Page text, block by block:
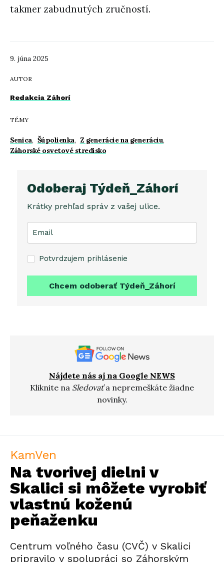
9. júna 2025
AUTOR
Redakcia Záhorí
TÉMY
Senica, Šúpolienka, Z generácie na generáciu,
Záhorské osvetové stredisko
takmer zabudnutých zručností.
Odoberaj Týdeň_Záhorí
Krátky prehľad správ z vašej ulice.
Potvrdzujem prihlásenie
Chcem odoberať Týdeň_Záhorí
Nájdete nás aj na Google NEWS
Kliknite na Sledovaťa nepremeškáte žiadne
novinky.
KamVen
Na tvorivej dielni v
Skalici si môžete vyrobiť
vlastnú koženú
peňaženku
Centrum voľného času (CVČ) v Skalici
pripravilo v spolupráci so Záhorským